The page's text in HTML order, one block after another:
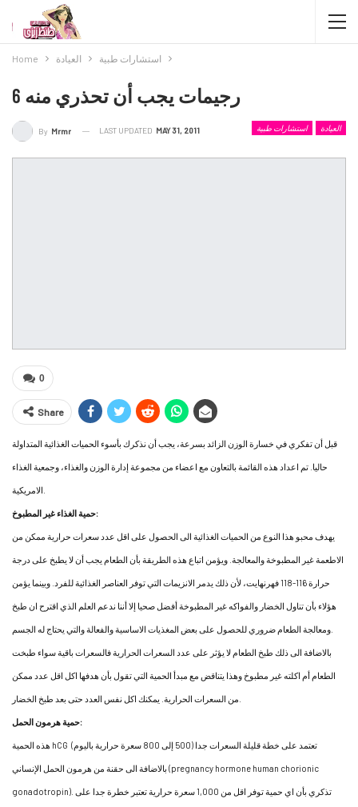
Home العيادة استشارات طبية
6 رجيمات يجب أن تحذري منه
استشارات طبية العيادة By Mrmr LAST UPDATED MAY 31, 2011
0
Share
قبل أن تفكري في خسارة الوزن الزائد بسرعة، يجب أن نذكرك بأسوء الحميات الغذائية المتداولة
حاليا. تم اعداد هذه القائمة بالتعاون مع اعضاء من مجموعة إدارة الوزن والغذاء، وجمعية الغذاء
حمية الغذاء غير المطبوخ:
يهدف محبو هذا النوع من الحميات الغذائية الى الحصول على اقل عدد سعرات حرارية ممكن من
الاطعمة غير المطبوخة والمعالجة. ويؤمن اتباع هذه الطريقة بأن الطعام يجب أن لا يطبخ على درجة
حرارة 116-118 فهرنهايت، لأن ذلك يدمر الانزيمات التي توفر العناصر الغذائية للفرد. وبينما يؤمن
هؤلاء بأن تناول الخضار والفواكه غير المطبوخة أفضل صحيا إلا أننا ندعم العلم الذي اقترح ان طبخ
بالاضافة الى ذلك طبخ الطعام لا يؤثر على عدد السعرات الحرارية فالسعرات باقية سواء طبخت
الطعام أم اكلته غير مطبوخ وهذا يتناقض مع مبدأ الحمية التي تقول بأن هدفها اكل اقل عدد ممكن
حمية هرمون الحمل:
هذه الحمية hCG تعتمد على خطة قليلة السعرات جدا (500 إلى 800 سعرة حرارية باليوم)
بالاضافة الى حقنة من هرمون الحمل الإنساني (pregnancy hormone human chorionic
gonadotropin). تذكري بأن اي حمية توفر اقل من 1,000 سعرة حرارية تعتبر خطرة جدا على